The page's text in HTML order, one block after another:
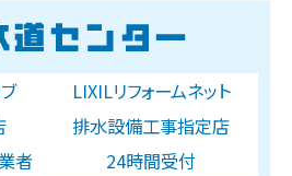
LIXILリフォームネット
排水設備工事指定店
者
24時間受付